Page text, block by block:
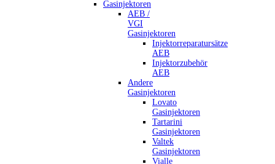
Gasinjektoren
AEB /
VGI
Gasinjektoren
Injektorreparatursätze
AEB
Injektorzubehör
AEB
Andere
Gasinjektoren
Lovato
Gasinjektoren
Tartarini
Gasinjektoren
Valtek
Gasinjektoren
Vialle